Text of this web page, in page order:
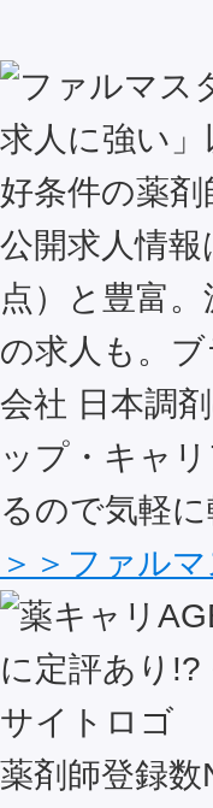
好条件の薬
公開求人情
点）と豊富
の求人も。
会社 日本調
ップ・キャ
るので気軽
＞＞ファル
薬剤師登録数